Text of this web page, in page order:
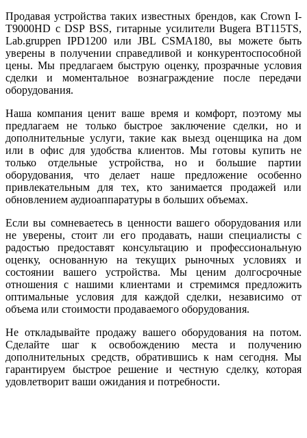
Продавая устройства таких известных брендов, как Crown I-
T9000HD с DSP BSS, гитарные усилители Bugera BT115TS,
Lab.gruppen IPD1200 или JBL CSMA180, вы можете быть
уверены в получении справедливой и конкурентоспособной
цены. Мы предлагаем быструю оценку, прозрачные условия
сделки и моментальное вознаграждение после передачи
оборудования.
Наша компания ценит ваше время и комфорт, поэтому мы
предлагаем не только быстрое заключение сделки, но и
дополнительные услуги, такие как выезд оценщика на дом
или в офис для удобства клиентов. Мы готовы купить не
только отдельные устройства, но и большие партии
оборудования, что делает наше предложение особенно
привлекательным для тех, кто занимается продажей или
обновлением аудиоаппаратуры в больших объемах.
Если вы сомневаетесь в ценности вашего оборудования или
не уверены, стоит ли его продавать, наши специалисты с
радостью предоставят консультацию и профессиональную
оценку, основанную на текущих рыночных условиях и
состоянии вашего устройства. Мы ценим долгосрочные
отношения с нашими клиентами и стремимся предложить
оптимальные условия для каждой сделки, независимо от
объема или стоимости продаваемого оборудования.
Не откладывайте продажу вашего оборудования на потом.
Сделайте шаг к освобождению места и получению
дополнительных средств, обратившись к нам сегодня. Мы
гарантируем быстрое решение и честную сделку, которая
удовлетворит ваши ожидания и потребности.